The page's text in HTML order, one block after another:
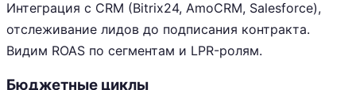
Интеграция с CRM (Bitrix24, AmoCRM, Salesforce),
отслеживание лидов до подписания контракта.
Видим ROAS по сегментам и LPR-ролям.
Бюджетные циклы